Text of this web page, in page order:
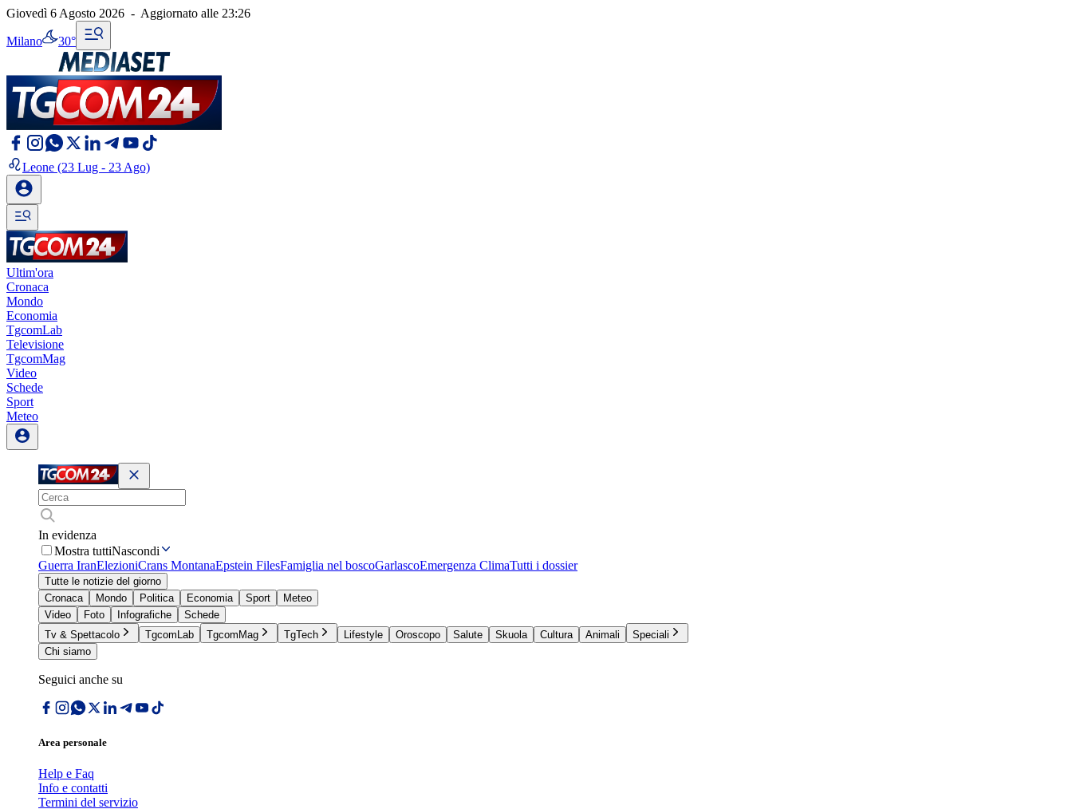
Giovedì 6 Agosto 2026 - Aggiornato alle 23:26
Milano 30°
Leone (23 Lug - 23 Ago)
Ultim'ora
Cronaca
Mondo
Economia
TgcomLab
Televisione
TgcomMag
Video
Schede
Sport
Meteo
In evidenza
Mostra tuttiNascondi
Guerra IranElezioniCrans MontanaEpstein FilesFamiglia nel boscoGarlascoEmergenza ClimaTutti i dossier
Tutte le notizie del giorno
Cronaca
Mondo Politica Economia Sport
Meteo
Video
Foto Infografiche
Schede
Tv & Spettacolo
TgcomLab TgcomMag TgTech Lifestyle Oroscopo Salute Skuola Cultura Animali
Speciali
Chi siamo
Seguici anche su
Area personale
Help e Faq
Info e contatti
Termini del servizio